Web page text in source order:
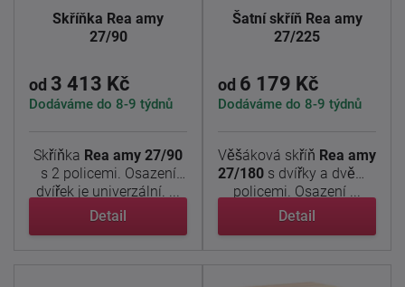
Skříňka Rea amy
27/90
od 3 413 Kč
Dodáváme do 8-9 týdnů
Skříňka Rea amy 27/90
s 2 policemi. Osazení
Detail
Šatní skříň Rea amy
27/225
od 6 179 Kč
Dodáváme do 8-9 týdnů
Věšáková skříň Rea amy
27/180 s dvířky a dvěma
policemi. Osazení ...
Detail